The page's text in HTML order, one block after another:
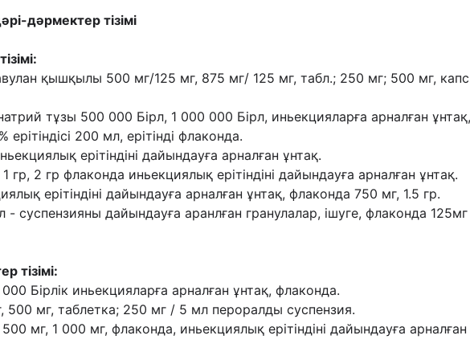
дəрмектер тізімі
қышқылы 500 мг/125 мг, 875 мг/ 125 мг, табл.; 250 мг; 500 мг,
тұзы 500 000 Бірл, 1 000 000 Бірл, иньекцияларға арналған
200 мл, ерітінді флаконда.
ерітіндіні дайындауға арналған ұнтақ.
2 гр флаконда иньекциялық ерітіндіні дайындауға арналған ұнтақ.
ерітіндіні дайындауға арналған ұнтақ, флаконда 750 мг, 1.5 гр.
дайындауға аранлған гранулалар, ішуге, флаконда
тізімі:
Бірлік иньекцияларға арналған ұнтақ, флаконда.
мг, таблетка; 250 мг / 5 мл пероралды суспензия.
мг, 1 000 мг, флаконда, иньекциялық ерітіндіні дайындауға арналған